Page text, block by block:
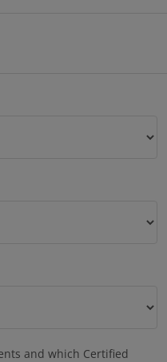
and which Certified